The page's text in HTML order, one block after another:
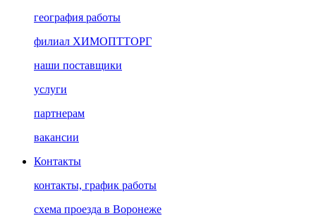
география работы
филиал ХИМОПТТОРГ
наши поставщики
услуги
партнерам
вакансии
Контакты
контакты, график работы
схема проезда в Воронеже